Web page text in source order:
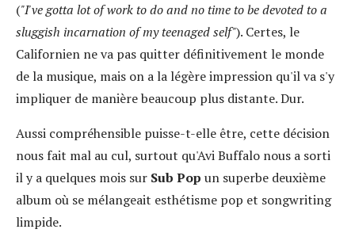
("I've gotta lot of work to do and no time to be devoted to a
sluggish incarnation of my teenaged self"). Certes, le
Californien ne va pas quitter définitivement le monde
de la musique, mais on a la légère impression qu'il va s'y
impliquer de manière beaucoup plus distante. Dur.
Aussi compréhensible puisse-t-elle être, cette décision
nous fait mal au cul, surtout qu'Avi Buffalo nous a sorti
il y a quelques mois sur Sub Pop un superbe deuxième
album où se mélangeait esthétisme pop et songwriting
limpide.